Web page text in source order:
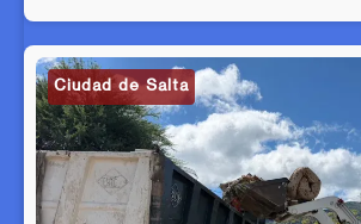
Ciudad de Salta